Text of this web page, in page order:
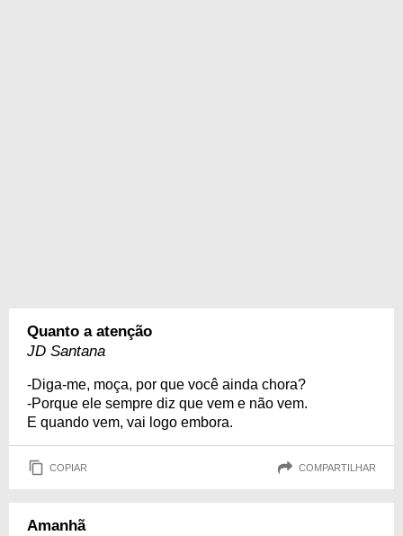
Quanto a atenção
JD Santana
-Diga-me, moça, por que você ainda chora?
-Porque ele sempre diz que vem e não vem.
E quando vem, vai logo embora.
COPIAR COMPARTILHAR
Amanhã